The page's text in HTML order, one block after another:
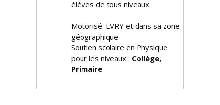
élèves de tous niveaux.
Motorisé: EVRY et dans sa zone
géographique
Soutien scolaire en Physique
pour les niveaux : Collège,
Primaire